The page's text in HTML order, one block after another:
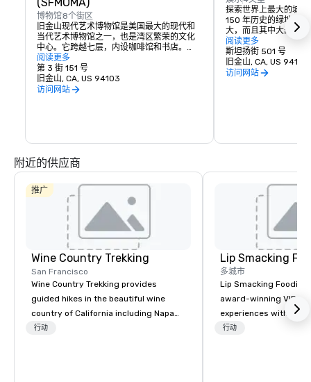
(SFMOMA)
博物馆8个街区
旧金山现代艺术博物馆是美国最大的现代和
当代艺术博物馆之一，也是湾区繁荣的文化
中心。它跨越七层，内设咖啡馆和书店。
SFMOMA 的永久藏品包括当代艺术家考尔
德、马蒂斯和毕加索。全年都会举办特别展
览和活动。
阅读更多
第 3 街 151 号
旧金山, CA, US 94103
访问网站
探索世界上最大的城
150 年历史的绿地比
大，而且其中大部分
索其所有隐藏宝藏的
学院、科雷特儿童区
活水牛等等！
阅读更多
斯坦扬街 501 号
旧金山, CA, US 94117
访问网站
附近的供应商
推广
Wine Country Trekking
San Francisco
Wine Country Trekking provides
guided hikes in the beautiful wine
country of California including Napa
and Sonoma Valleys. These
行动
Lip Smacking
多城市
Lip Smacking Foodie
award-winning VIP
experiences with
restaurants
行动